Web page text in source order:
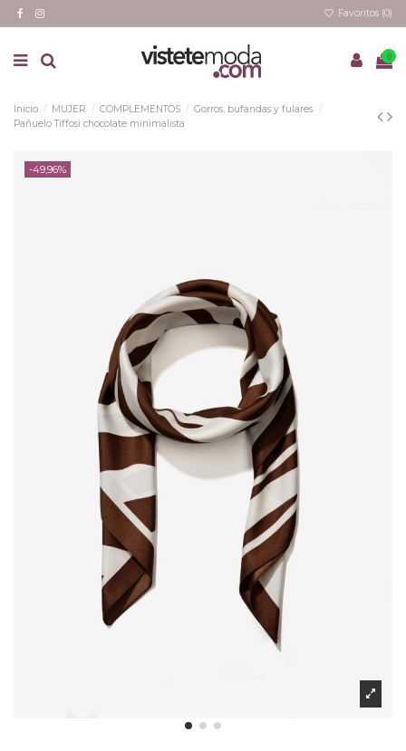
Favoritos (0)
0
Inicio MUJER COMPLEMENTOS
Gorros, bufandas y fulares
Pañuelo Tiffosi chocolate minimalista
-49,96%